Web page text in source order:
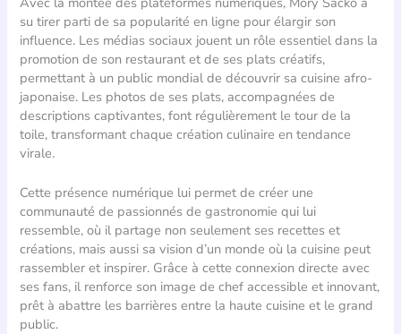
su tirer parti de sa popularité en ligne pour élargir son
influence. Les médias sociaux jouent un rôle essentiel dans la
promotion de son restaurant et de ses plats créatifs,
permettant à un public mondial de découvrir sa cuisine afro-
japonaise. Les photos de ses plats, accompagnées de
descriptions captivantes, font régulièrement le tour de la
toile, transformant chaque création culinaire en tendance
virale.
Cette présence numérique lui permet de créer une
communauté de passionnés de gastronomie qui lui
ressemble, où il partage non seulement ses recettes et
créations, mais aussi sa vision d’un monde où la cuisine peut
rassembler et inspirer. Grâce à cette connexion directe avec
ses fans, il renforce son image de chef accessible et innovant,
prêt à abattre les barrières entre la haute cuisine et le grand
public.